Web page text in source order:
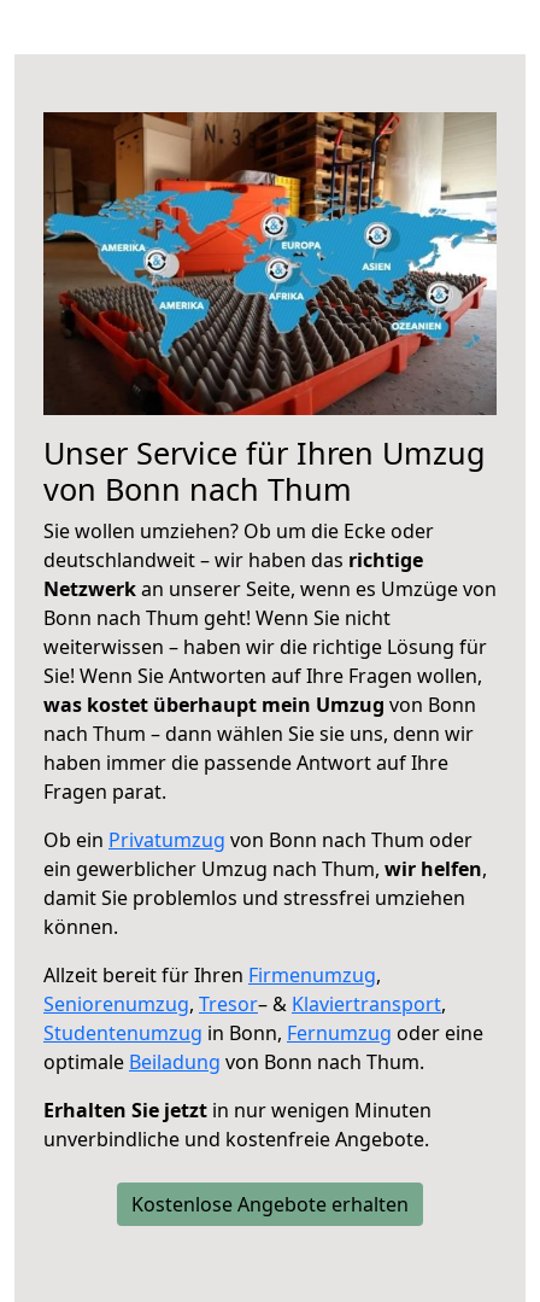
Unser Service für Ihren Umzug
von Bonn nach Thum
Sie wollen umziehen? Ob um die Ecke oder
deutschlandweit – wir haben das richtige
Netzwerkan unserer Seite, wenn es Umzüge von
Bonn nach Thum geht! Wenn Sie nicht
weiterwissen – haben wir die richtige Lösung für
Sie! Wenn Sie Antworten auf Ihre Fragen wollen,
was kostet überhaupt mein Umzug von Bonn
nach Thum – dann wählen Sie sie uns, denn wir
haben immer die passende Antwort auf Ihre
Fragen parat.
Ob ein Privatumzug von Bonn nach Thum oder
ein gewerblicher Umzug nach Thum, wir helfen,
damit Sie problemlos und stressfrei umziehen
können.
Allzeit bereit für Ihren Firmenumzug,
Seniorenumzug, Tresor– & Klaviertransport,
Studentenumzug in Bonn, Fernumzug oder eine
optimale Beiladung von Bonn nach Thum.
Erhalten Sie jetzt in nur wenigen Minuten
unverbindliche und kostenfreie Angebote.
Kostenlose Angebote erhalten